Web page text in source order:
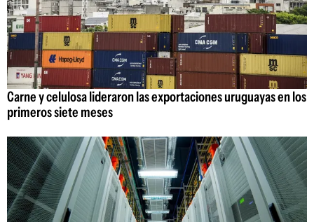
Carne y celulosa lideraron las exportaciones uruguayas en los
primeros siete meses